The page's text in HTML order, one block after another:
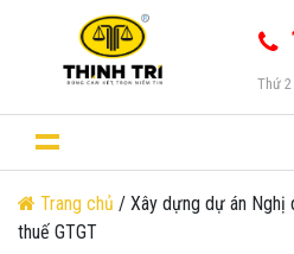
Thứ 2
Trang chủ / Xây dựng dự án Nghị
thuế GTGT